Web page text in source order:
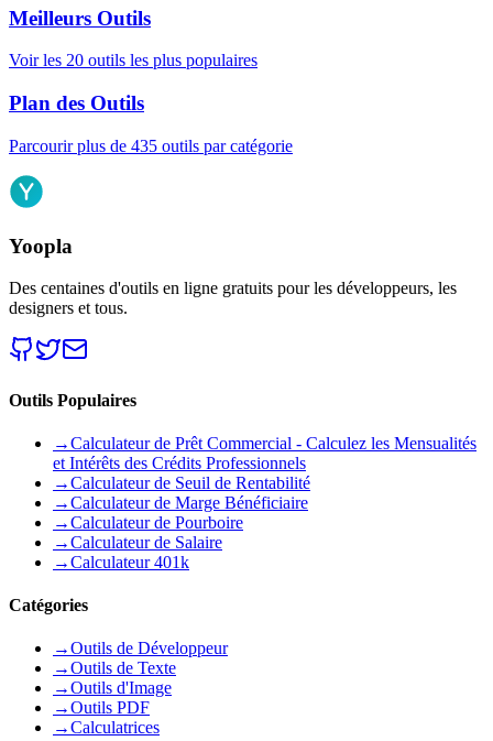
Meilleurs Outils
Voir les 20 outils les plus populaires
Plan des Outils
Parcourir plus de 435 outils par catégorie
Yoopla
Des centaines d'outils en ligne gratuits pour les développeurs, les
designers et tous.
Outils Populaires
→Calculateur de Prêt Commercial - Calculez les Mensualités
et Intérêts des Crédits Professionnels
→Calculateur de Seuil de Rentabilité
→Calculateur de Marge Bénéficiaire
→Calculateur de Pourboire
→Calculateur de Salaire
→Calculateur 401k
Catégories
→Outils de Développeur
→Outils de Texte
→Outils d'Image
→Outils PDF
→Calculatrices